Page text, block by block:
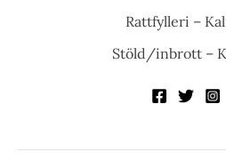
Rattfylleri –
Stöld/inbrott –